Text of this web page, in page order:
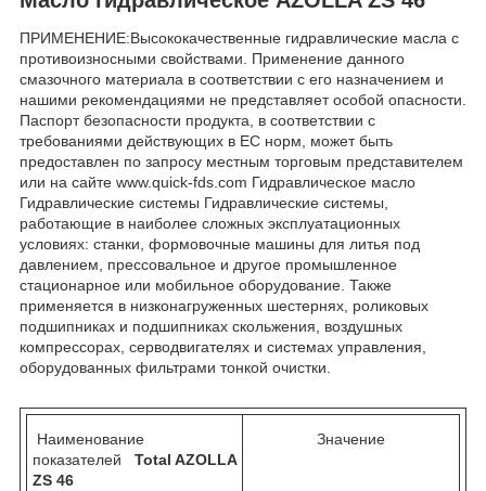
ПРИМЕНЕНИЕ:Высококачественные гидравлические масла с
противоизносными свойствами. Применение данного
смазочного материала в соответствии с его назначением и
нашими рекомендациями не представляет особой опасности.
Паспорт безопасности продукта, в соответствии с
требованиями действующих в ЕС норм, может быть
предоставлен по запросу местным торговым представителем
или на сайте www.quick-fds.com Гидравлическое масло
Гидравлические системы Гидравлические системы,
работающие в наиболее сложных эксплуатационных
условиях: станки, формовочные машины для литья под
давлением, прессовальное и другое промышленное
стационарное или мобильное оборудование. Также
применяется в низконагруженных шестернях, роликовых
подшипниках и подшипниках скольжения, воздушных
компрессорах, серводвигателях и системах управления,
оборудованных фильтрами тонкой очистки.
Наименование
показателей
Total AZOLLA
ZS 46
Значение